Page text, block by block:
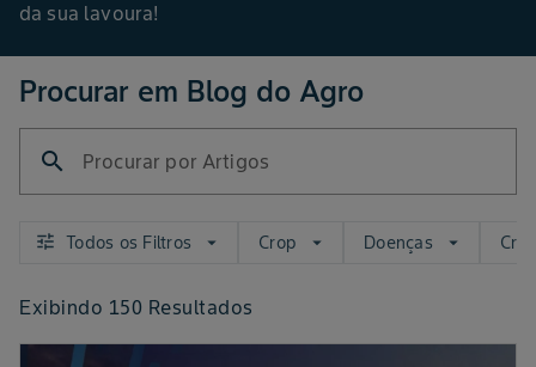
da sua lavoura!
Procurar em Blog do Agro
search Procurar por Artigos
tune Todos os Filtros arrow_drop_down Crop arrow_drop_down Doenças arrow_drop_down
Exibindo 150 Resultados